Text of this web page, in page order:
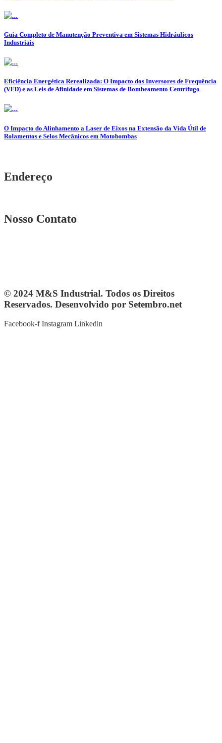
Guia Completo de Manutenção Preventiva em Sistemas Hidráulicos
Industriais
Eficiência Energética Rerealizada: O Impacto dos Inversores de Frequência
(VFD) e as Leis de Afinidade em Sistemas de Bombeamento Centrífugo
O Impacto do Alinhamento a Laser de Eixos na Extensão da Vida Útil de
Rolamentos e Selos Mecânicos em Motobombas
Endereço
Nosso Contato
© 2024 M&S Industrial. Todos os Direitos
Reservados. Desenvolvido por Setembro.net
Facebook-f Instagram Linkedin